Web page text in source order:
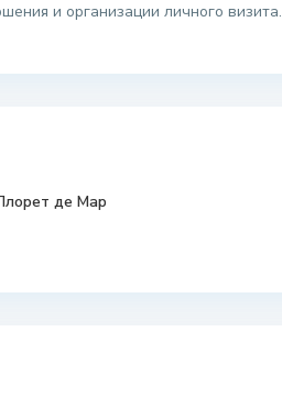
и организации личного визита.
де Мар